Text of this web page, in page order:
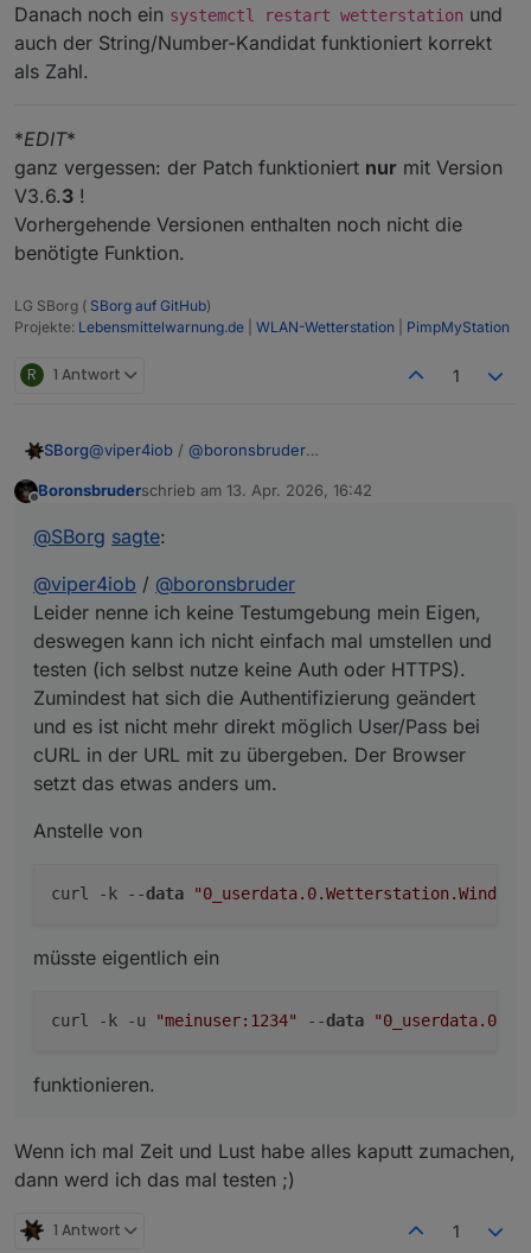
Danach noch ein systemctl restart wetterstation und
auch der String/Number-Kandidat funktioniert korrekt
als Zahl.
*EDIT*
ganz vergessen: der Patch funktioniert nur mit Version
V3.6.3 !
Vorhergehende Versionen enthalten noch nicht die
benötigte Funktion.
LG SBorg ( SBorg auf GitHub)
Projekte: Lebensmittelwarnung.de WLAN-Wetterstation PimpMyStation
R 1 Antwort 1
SBorg@viper4iob / @boronsbruder
deswegen kann ich nicht einfach mal umstellen und
Zumindest hat sich die Authentifizierung geändert und
der URL mit zu übergeben. Der Browser setzt das etwas
anders um.
Anstelle von
müsste eigentlich ein
funktionieren.
Boronsbruderschrieb am 13. Apr. 2026, 16:42
zuletzt editiert von
@SBorg sagte:
@viper4iob / @boronsbruder
Leider nenne ich keine Testumgebung mein Eigen,
deswegen kann ich nicht einfach mal umstellen und
testen (ich selbst nutze keine Auth oder HTTPS).
Zumindest hat sich die Authentifizierung geändert
und es ist nicht mehr direkt möglich User/Pass bei
cURL in der URL mit zu übergeben. Der Browser
setzt das etwas anders um.
Anstelle von
curl -k --data
müsste eigentlich ein
curl -k -u "meinuser:1234" --data
funktionieren.
Wenn ich mal Zeit und Lust habe alles kaputt zumachen,
dann werd ich das mal testen ;)
1 Antwort 1